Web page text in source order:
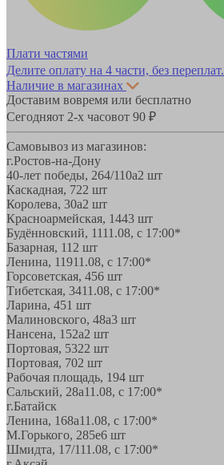
Плати частями
Делите оплату на 4 части, без переплат.
Наличие в магазинах
Доставим вовремя или бесплатно
Сегодняот 2-х часовот 90 ₽
Самовывоз из магазинов:
г.Ростов-на-Дону
40-лет победы, 264/110а2 шт
Каскадная, 722 шт
Королева, 30а2 шт
Красноармейская, 1443 шт
Будённовский, 1111.08, с 17:00*
Базарная, 11 2 шт
Ленина, 11911.08, с 17:00*
Горсоветская, 456 шт
Тибетская, 3411.08, с 17:00*
Ларина, 451 шт
Малиновского, 48а3 шт
Нансена, 152а2 шт
Портовая, 5322 шт
Портовая, 702 шт
Рабочая площадь, 194 шт
Сальский, 28a11.08, с 17:00*
г.Батайск
Ленина, 168а11.08, с 17:00*
М.Горького, 285е6 шт
Шмидта, 17/111.08, с 17:00*